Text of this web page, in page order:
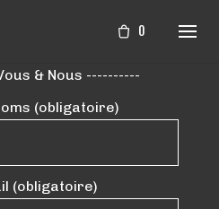
0
& Nous ----------
(obligatoire)
(obligatoire)